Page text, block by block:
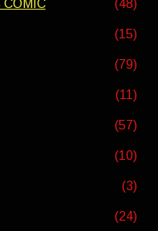
(48)
(15)
(79)
(11)
(57)
(10)
(3)
(24)